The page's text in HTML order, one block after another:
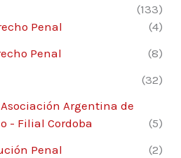
(133)
Penal
(4)
Penal
(8)
(32)
Argentina de
- Filial Cordoba
(5)
Penal
(2)